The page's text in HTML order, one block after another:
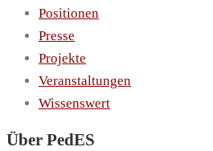
Positionen
Presse
Projekte
Veranstaltungen
Wissenswert
Über PedES